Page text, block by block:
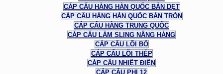
CÁP CẨU HÀNG HÀN QUỐC BẢN DẸT
CÁP CẨU HÀNG HÀN QUỐC BẢN TRÒN
CÁP CẨU HÀNG TRUNG QUỐC
CÁP CẨU LÀM SLING NÂNG HÀNG
CÁP CẨU LÕI BỐ
CÁP CẨU LÕI THÉP
CÁP CẨU NHIỆT ĐIỆN
CÁP CẨU PHI 12